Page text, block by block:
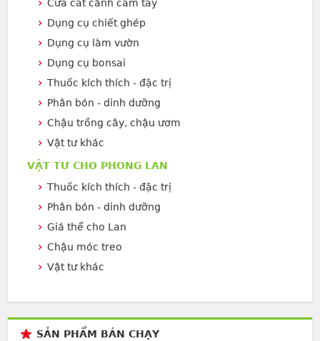
Cưa cắt cành cầm tay
Dụng cụ chiết ghép
Dụng cụ làm vườn
Dụng cụ bonsai
Thuốc kích thích - đặc trị
Phân bón - dinh dưỡng
Chậu trồng cây, chậu ươm
Vật tư khác
VẬT TƯ CHO PHONG LAN
Thuốc kích thích - đặc trị
Phân bón - dinh dưỡng
Giá thể cho Lan
Chậu móc treo
Vật tư khác
SẢN PHẨM BÁN CHẠY